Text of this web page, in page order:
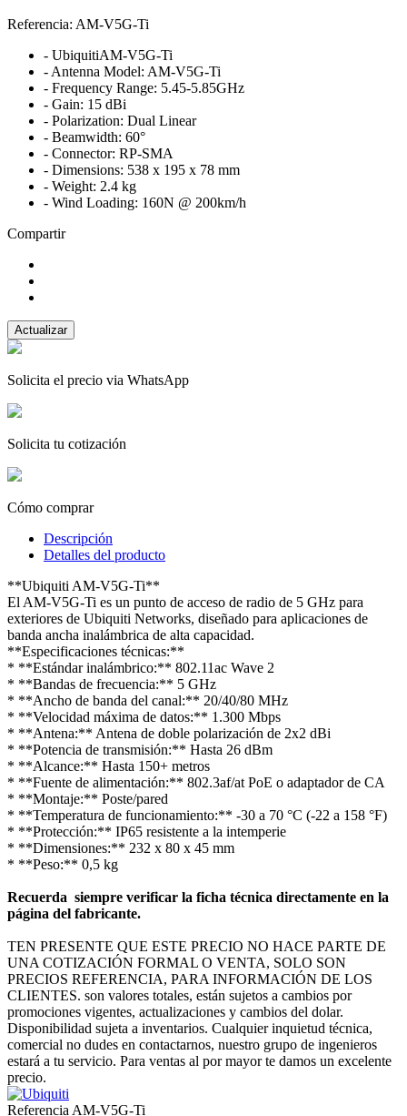
Referencia: AM-V5G-Ti
- UbiquitiAM-V5G-Ti
- Antenna Model: AM-V5G-Ti
- Frequency Range: 5.45-5.85GHz
- Gain: 15 dBi
- Polarization: Dual Linear
- Beamwidth: 60°
- Connector: RP-SMA
- Dimensions: 538 x 195 x 78 mm
- Weight: 2.4 kg
- Wind Loading: 160N @ 200km/h
Compartir
Solicita el precio via WhatsApp
Solicita tu cotización
Cómo comprar
Descripción
Detalles del producto
**Ubiquiti AM-V5G-Ti**
El AM-V5G-Ti es un punto de acceso de radio de 5 GHz para
exteriores de Ubiquiti Networks, diseñado para aplicaciones de
banda ancha inalámbrica de alta capacidad.
**Especificaciones técnicas:**
* **Estándar inalámbrico:** 802.11ac Wave 2
* **Bandas de frecuencia:** 5 GHz
* **Ancho de banda del canal:** 20/40/80 MHz
* **Velocidad máxima de datos:** 1.300 Mbps
* **Antena:** Antena de doble polarización de 2x2 dBi
* **Potencia de transmisión:** Hasta 26 dBm
* **Alcance:** Hasta 150+ metros
* **Fuente de alimentación:** 802.3af/at PoE o adaptador de CA
* **Montaje:** Poste/pared
* **Temperatura de funcionamiento:** -30 a 70 °C (-22 a 158 °F)
* **Protección:** IP65 resistente a la intemperie
* **Dimensiones:** 232 x 80 x 45 mm
* **Peso:** 0,5 kg
Recuerda siempre verificar la ficha técnica directamente en la
página del fabricante.
TEN PRESENTE QUE ESTE PRECIO NO HACE PARTE DE
UNA COTIZACIÓN FORMAL O VENTA, SOLO SON
PRECIOS REFERENCIA, PARA INFORMACIÓN DE LOS
CLIENTES. son valores totales, están sujetos a cambios por
promociones vigentes, actualizaciones y cambios del dolar.
Disponibilidad sujeta a inventarios. Cualquier inquietud técnica,
comercial no dudes en contactarnos, nuestro grupo de ingenieros
estará a tu servicio. Para ventas al por mayor te damos un excelente
precio.
Referencia AM-V5G-Ti